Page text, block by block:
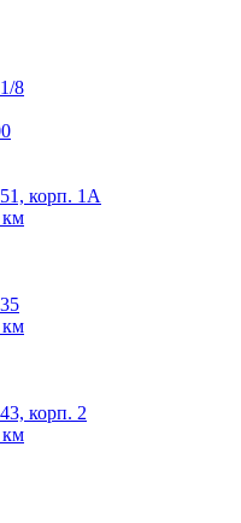
8
корп. 1А
км
км
корп. 2
км